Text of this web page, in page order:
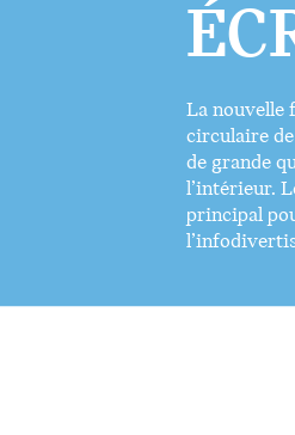
La nouvelle
circulaire
de grande
l’intérieur.
principal